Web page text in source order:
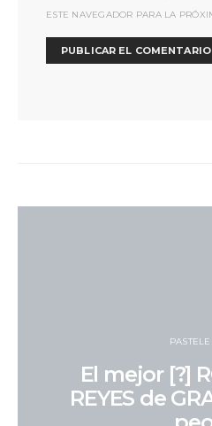
ESTE NAVEGADOR PARA LA
El mejor [?]
REYES de